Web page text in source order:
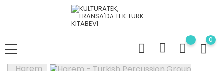
0